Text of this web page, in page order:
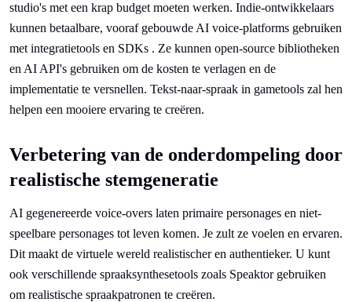
studio's met een krap budget moeten werken. Indie-ontwikkelaars
kunnen betaalbare, vooraf gebouwde AI voice-platforms gebruiken
met integratietools en SDKs . Ze kunnen open-source bibliotheken
en AI API's gebruiken om de kosten te verlagen en de
implementatie te versnellen. Tekst-naar-spraak in gametools zal hen
helpen een mooiere ervaring te creëren.
Verbetering van de onderdompeling door
realistische stemgeneratie
AI gegenereerde voice-overs laten primaire personages en niet-
speelbare personages tot leven komen. Je zult ze voelen en ervaren.
Dit maakt de virtuele wereld realistischer en authentieker. U kunt
ook verschillende spraaksynthesetools zoals Speaktor gebruiken
om realistische spraakpatronen te creëren.